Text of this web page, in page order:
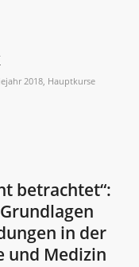
2018, Hauptkurse
betrachtet“:
in der
und Medizin